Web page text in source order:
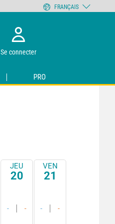
Se connecter
PRO
JEU
20
- -
VEN
21
- -
FRANÇAIS